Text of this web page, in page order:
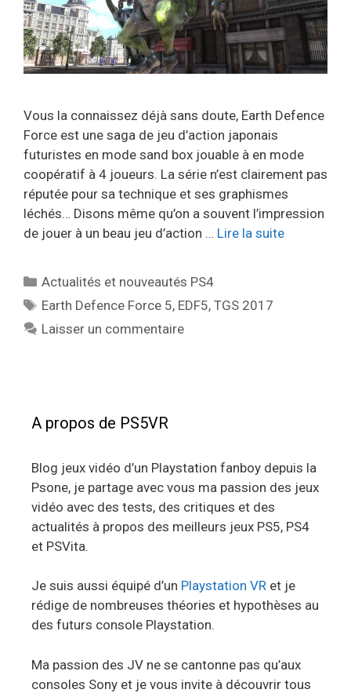
Vous la connaissez déjà sans doute, Earth Defence
Force est une saga de jeu d’action japonais
futuristes en mode sand box jouable à en mode
coopératif à 4 joueurs. La série n’est clairement pas
réputée pour sa technique et ses graphismes
léchés… Disons même qu’on a souvent l’impression
de jouer à un beau jeu d’action … Lire la suite
Catégories
Actualités et nouveautés PS4
Étiquettes
Earth Defence Force 5, EDF5,TGS 2017
Laisser un commentaire
A propos de PS5VR
Blog jeux vidéo d’un Playstation fanboy depuis la
Psone, je partage avec vous ma passion des jeux
vidéo avec des tests, des critiques et des
actualités à propos des meilleurs jeux PS5, PS4
et PSVita.
Je suis aussi équipé d’un Playstation VR et je
rédige de nombreuses théories et hypothèses au
des futurs console Playstation.
Ma passion des JV ne se cantonne pas qu’aux
consoles Sony et je vous invite à découvrir tous